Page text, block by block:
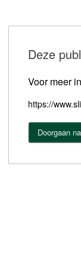
Deze
Voor meer
https://
Doorgaan